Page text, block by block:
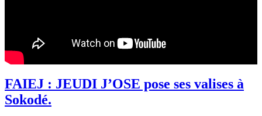
FAIEJ : JEUDI J’OSE pose ses valises à
Sokodé.